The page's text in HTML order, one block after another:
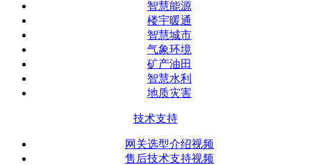
智慧能源
楼宇暖通
智慧城市
气象环境
矿产油田
智慧水利
地质灾害
技术支持
网关选型介绍视频
售后技术支持视频